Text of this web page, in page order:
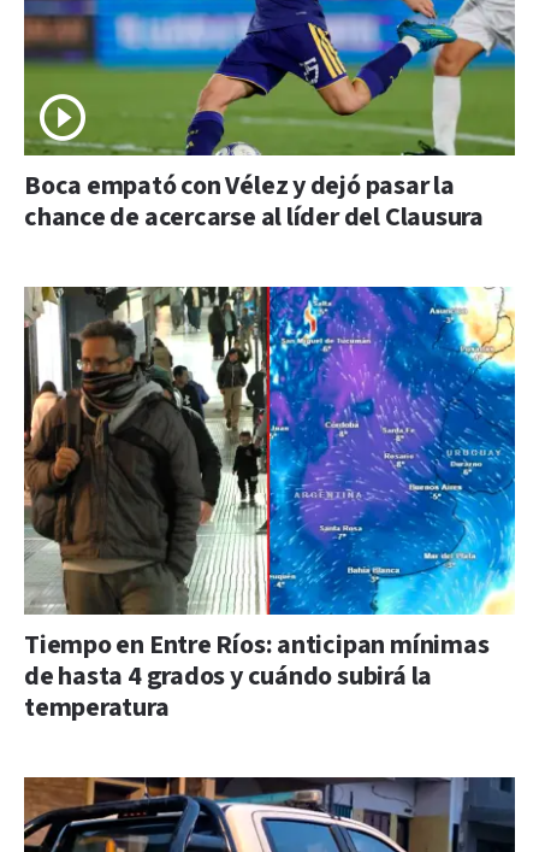
Boca empató con Vélez y dejó pasar la
chance de acercarse al líder del Clausura
Tiempo en Entre Ríos: anticipan mínimas
de hasta 4 grados y cuándo subirá la
temperatura